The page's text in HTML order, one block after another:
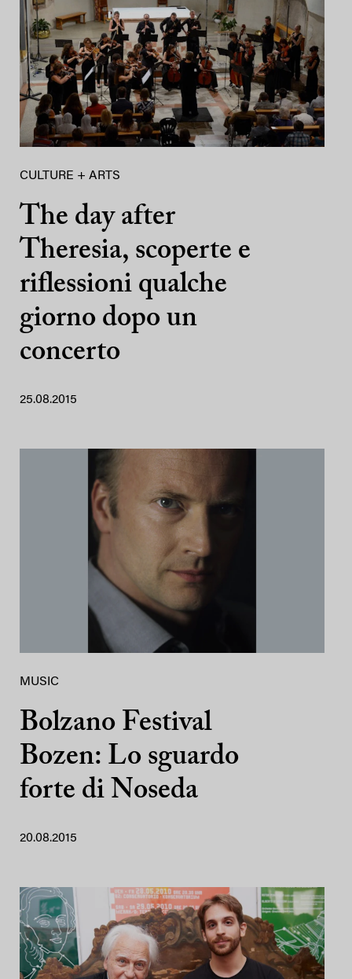
CULTURE + ARTS
The day after
Theresia, scoperte e
riflessioni qualche
giorno dopo un
concerto
25.08.2015
MUSIC
Bolzano Festival
Bozen: Lo sguardo
forte di Noseda
20.08.2015